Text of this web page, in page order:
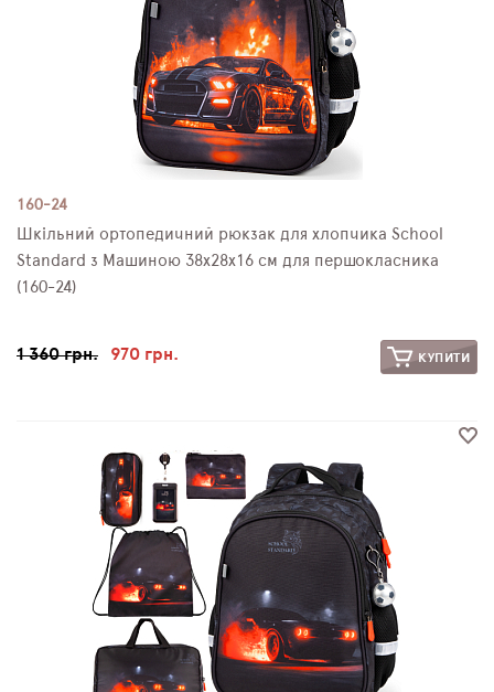
160-24
Шкільний ортопедичний рюкзак для хлопчика School
Standard з Машиною 38х28х16 см для першокласника
(160-24)
1 360 грн. 970 грн. КУПИТИ